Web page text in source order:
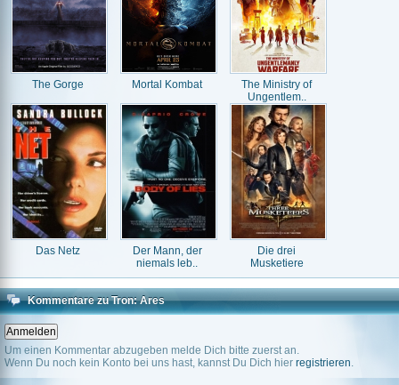
The Gorge Mortal Kombat
The Ministry of
Ungentlem..
Das Netz
Der Mann, der
niemals leb..
Die drei
Musketiere
Kommentare zu Tron: Ares
Um einen Kommentar abzugeben melde Dich bitte zuerst an.
Wenn Du noch kein Konto bei uns hast, kannst Du Dich hier registrieren.